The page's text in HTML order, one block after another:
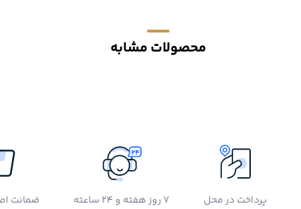
محصولات مشابه
پرداخت در محل 7 روز هفته و 24 ساعته ضمانت